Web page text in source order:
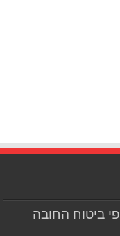
– תעריפי ביטוח החובה